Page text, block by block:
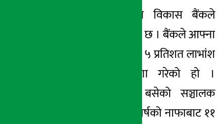
काठमाडौं । ज्योति विकास बैंकले
लाभांश घोषणा गरेको छ । बैंकले आफ्ना
सेयरधनीहरुलाई १५. ५ प्रतिशत लाभांश
वितरण गर्ने घोषणा गरेको हो ।
कम्पनीको बुधबार बसेको सञ्चालक
समिति बैठकले गत वर्षको नाफाबाट ११